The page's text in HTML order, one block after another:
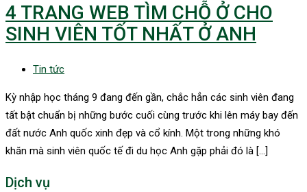
4 TRANG WEB TÌM CHỖ Ở CHO
SINH VIÊN TỐT NHẤT Ở ANH
Tin tức
Kỳ nhập học tháng 9 đang đến gần, chắc hẳn các sinh viên đang
tất bật chuẩn bị những bước cuối cùng trước khi lên máy bay đến
đất nước Anh quốc xinh đẹp và cổ kính. Một trong những khó
khăn mà sinh viên quốc tế đi du học Anh gặp phải đó là […]
Dịch vụ